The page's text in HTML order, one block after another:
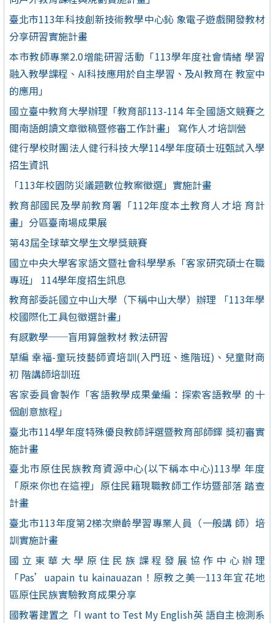
臺北市113年科技創新技術教學中心鈊 象電子遊戲開發教材
分享研習實施計畫
本市教師專業2.0增能研習活動「113學年度社會情緒 學習
融入教學課程、AI科技應用於自主學習、及AI教育在 教室中
的應用」
國立臺中教育大學辦理「教育部113-114 年全國語文競賽之
閩南語朗讀文章徵稿暨修審工作計畫」 寫作人才培訓營
健行學校財團法人健行科技大學114學年度碩士班甄試入學
招生資訊
「113年校園防災議題數位教案徵選」實施計畫
教育部國民及學前教育署「112年度本土教育人才培 育計
畫」分區臺南場成果展
第43屆全球華文學生文學獎競賽
國立中央大學客家語文暨社會科學學系「客家研究碩士在職
專班」 114學年度招生訊息
教育部委託國立中山大學（下稱中山大學）辦理 「113年學
校國際化工具包徵選計畫」
有感數學──盲用算盤教材 教法研習
草編 幸福-童玩技藝師資培訓(入門班、進階班)、兒童財商
初 階講師培訓班
客家委員會製作「客語教學成果彙編：探索客語教學 的十
個創意旅程」
臺北市114學年度特殊優良教師評選暨教育部師鐸 獎初審實
施計畫
臺北市原住民族教育資源中心(以下稱本中心)113學 年度
「原來你也在這裡」原住民籍現職教師工作坊暨部落 踏查
計畫
臺北市113年度第2梯次樂齡學習專業人員（一般講 師）培
訓實施計畫
國立東華大學原住民族課程發展協作中心辦理
「Pas’uapain tu kainauazan！原教之美─113年宜花地
區原住民族實驗教育成果分享
國教署建置之「I want to Test My English英 語自主檢測系